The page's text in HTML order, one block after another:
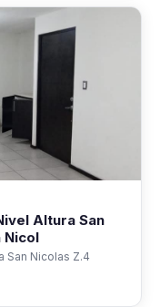
Altura San
Nicol
San Nicolas Z.4